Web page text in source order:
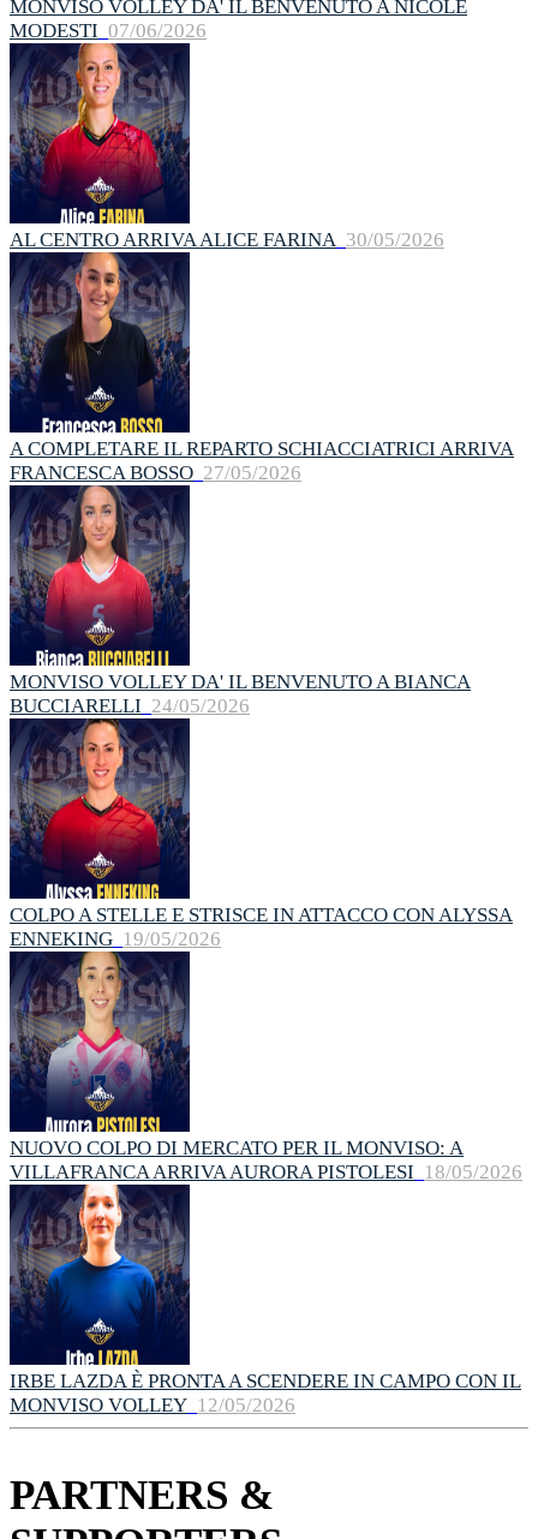
MONVISO VOLLEY DA' IL BENVENUTO A NICOLE
MODESTI 07/06/2026
AL CENTRO ARRIVA ALICE FARINA 30/05/2026
A COMPLETARE IL REPARTO SCHIACCIATRICI ARRIVA
FRANCESCA BOSSO 27/05/2026
MONVISO VOLLEY DA' IL BENVENUTO A BIANCA
BUCCIARELLI 24/05/2026
COLPO A STELLE E STRISCE IN ATTACCO CON ALYSSA
ENNEKING 19/05/2026
NUOVO COLPO DI MERCATO PER IL MONVISO: A
VILLAFRANCA ARRIVA AURORA PISTOLESI 18/05/2026
IRBE LAZDA È PRONTA A SCENDERE IN CAMPO CON IL
MONVISO VOLLEY 12/05/2026
PARTNERS &